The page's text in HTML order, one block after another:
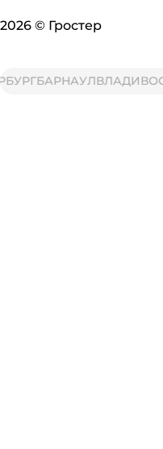
2026 © Гростер
БАРНАУЛ